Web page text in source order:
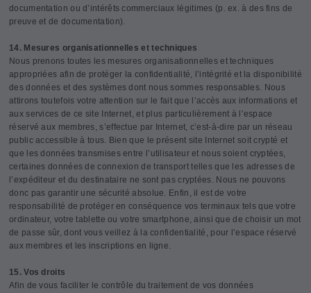
documentation ou d’intérêts commerciaux légitimes (p. ex. à des fins de
preuve et de documentation).
14. Mesures organisationnelles et techniques
Nous prenons toutes les mesures organisationnelles et techniques
appropriées afin de protéger la confidentialité, l’intégrité et la disponibilité
des données et des systèmes dont nous sommes responsables. Nous
attirons toutefois votre attention sur le fait que l’accès aux informations et
aux services de ce site Internet, et plus particulièrement à l’espace
réservé aux membres, s’effectue par Internet, c’est-à-dire par un réseau
public accessible à tous. Bien que le présent site Internet soit crypté et
que les données transmises entre l’utilisateur et nous soient cryptées,
certaines données de connexion de transport telles que les adresses de
l’expéditeur et du destinataire ne sont pas cryptées. Nous ne pouvons
donc pas garantir une sécurité absolue. Enfin, il est de votre
responsabilité de protéger en conséquence vos terminaux tels que votre
ordinateur, votre tablette ou votre smartphone, ainsi que de choisir un mot
de passe sûr, dont vous veillez à la confidentialité, pour l’espace réservé
aux membres et les inscriptions en ligne.
15. Vos droits
Afin de vous faciliter le contrôle du traitement de vos données